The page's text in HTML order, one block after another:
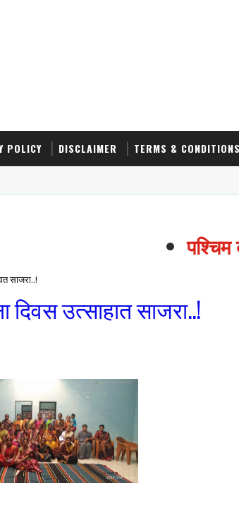
POLICY DISCLAIMER TERMS & CONDITIONS
पश्चिम
साजरा..!
दिवस उत्साहात साजरा..!